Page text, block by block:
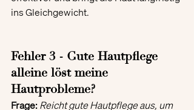
ins Gleichgewicht.
Fehler 3 - Gute Hautpflege
alleine löst meine
Hautprobleme?
Frage: Reicht gute Hautpflege aus, um